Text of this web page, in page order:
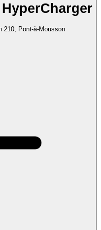
HyperCharger
210, Pont-à-Mousson